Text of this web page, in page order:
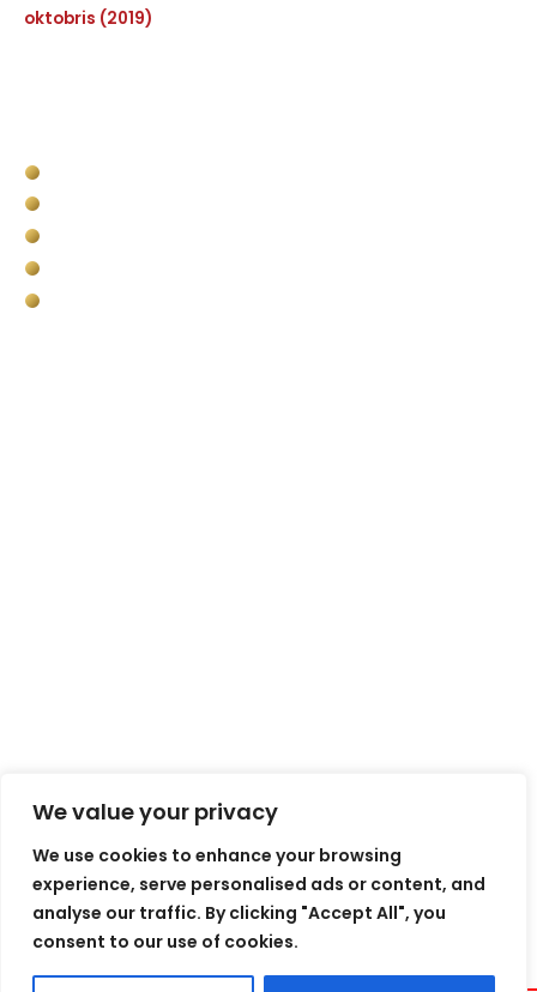
We value your privacy
We use cookies to enhance your browsing
experience, serve personalised ads or content, and
analyse our traffic. By clicking "Accept All", you
consent to our use of cookies.
oktobris (2019)